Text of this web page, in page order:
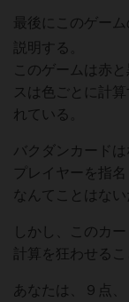
最後にこのゲー
説明する。
このゲームは赤
スは色ごとに計
れている。
バクダンカード
プレイヤーを指
なんてことはな
しかし、このカ
計算を狂わせるこ
あなたは、９点